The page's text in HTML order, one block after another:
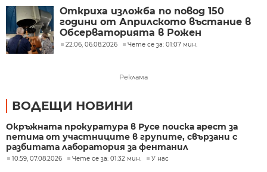
Откриха изложба по повод 150
години от Априлското въстание в
Обсерваторията в Рожен
22:06, 06.08.2026 Чете се за: 01:07 мин.
Реклама
ВОДЕЩИ НОВИНИ
Окръжната прокуратура в Русе поиска арест за
петима от участниците в групите, свързани с
разбитата лаборатория за фентанил
10:59, 07.08.2026 Чете се за: 01:32 мин. У нас